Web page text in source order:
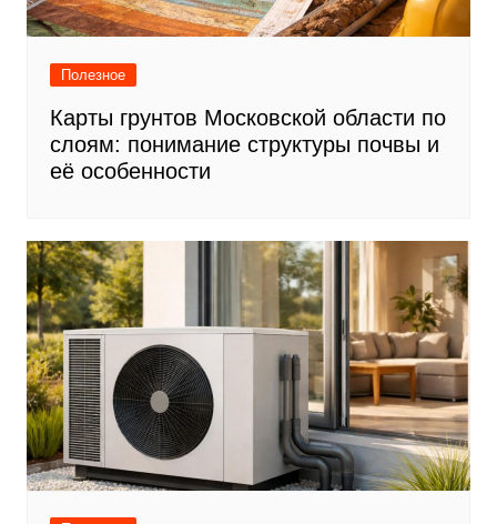
Полезное
Карты грунтов Московской области по
слоям: понимание структуры почвы и
её особенности